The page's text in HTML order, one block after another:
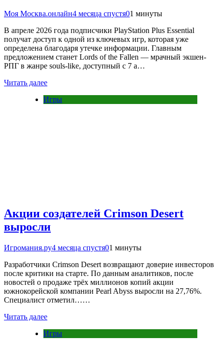
Моя Москва.онлайн4 месяца спустя01 минуты
В апреле 2026 года подписчики PlayStation Plus Essential
получат доступ к одной из ключевых игр, которая уже
определена благодаря утечке информации. Главным
предложением станет Lords of the Fallen — мрачный экшен-
РПГ в жанре souls-like, доступный с 7 а…
Читать далее
Игры
Акции создателей Crimson Desert
выросли
Игромания.ру4 месяца спустя01 минуты
Разработчики Crimson Desert возвращают доверие инвесторов
после критики на старте. По данным аналитиков, после
новостей о продаже трёх миллионов копий акции
южнокорейской компании Pearl Abyss выросли на 27,76%.
Специалист отметил……
Читать далее
Игры